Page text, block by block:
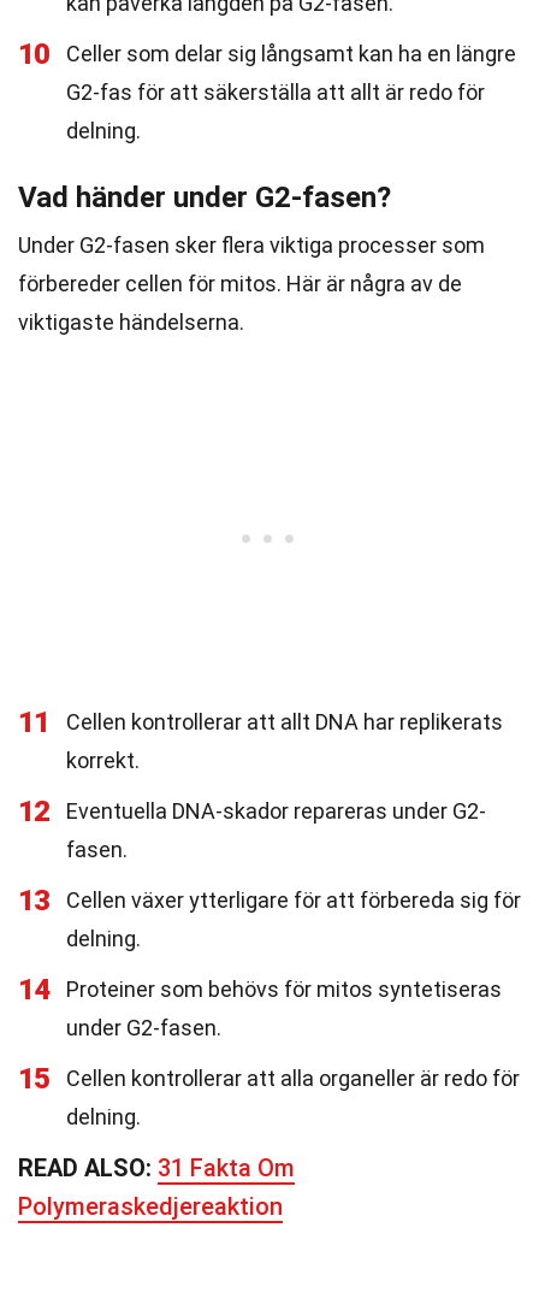
10
Celler som delar sig långsamt kan ha en längre
G2-fas för att säkerställa att allt är redo för
delning.
Vad händer under G2-fasen?
Under G2-fasen sker flera viktiga processer som
förbereder cellen för mitos. Här är några av de
viktigaste händelserna.
11
Cellen kontrollerar att allt DNA har replikerats
korrekt.
12
Eventuella DNA-skador repareras under G2-
fasen.
13
Cellen växer ytterligare för att förbereda sig för
delning.
14
Proteiner som behövs för mitos syntetiseras
under G2-fasen.
15
Cellen kontrollerar att alla organeller är redo för
delning.
READ ALSO: 31 Fakta Om
Polymeraskedjereaktion